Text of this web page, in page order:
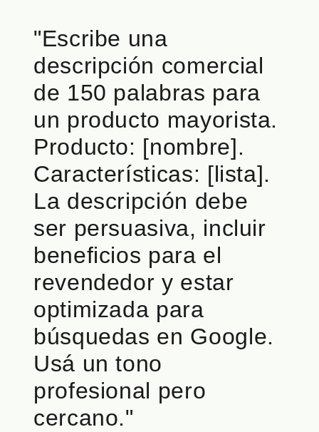
"Escribe una
descripción comercial
de 150 palabras para
un producto mayorista.
Producto: [nombre].
Características: [lista].
La descripción debe
ser persuasiva, incluir
beneficios para el
revendedor y estar
optimizada para
búsquedas en Google.
Usá un tono
profesional pero
cercano."